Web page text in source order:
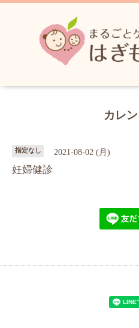
カレ
指定なし 2021-08-02 (月)
妊婦健診